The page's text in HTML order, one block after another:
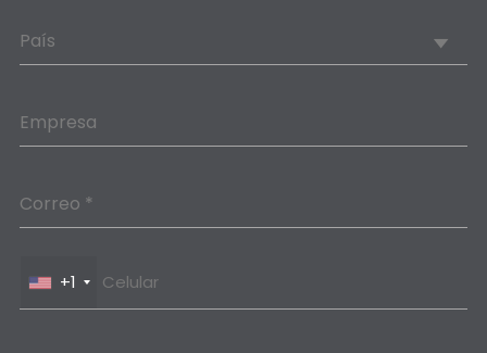
País
Empresa
Correo *
+1